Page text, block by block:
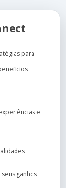
para
e
ganhos